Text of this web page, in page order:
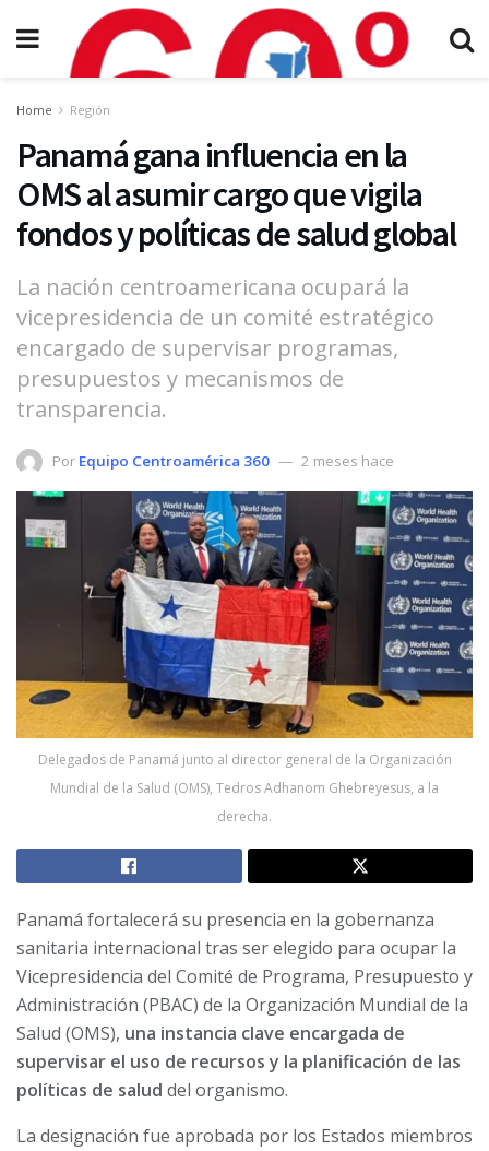
Home Región
Panamá gana influencia en la
OMS al asumir cargo que vigila
fondos y políticas de salud global
La nación centroamericana ocupará la
vicepresidencia de un comité estratégico
encargado de supervisar programas,
presupuestos y mecanismos de
transparencia.
Por Equipo Centroamérica 360 2 meses hace
Delegados de Panamá junto al director general de la Organización
Mundial de la Salud (OMS), Tedros Adhanom Ghebreyesus, a la
derecha.
Panamá fortalecerá su presencia en la gobernanza
sanitaria internacional tras ser elegido para ocupar la
Vicepresidencia del Comité de Programa, Presupuesto y
Administración (PBAC) de la Organización Mundial de la
Salud (OMS), una instancia clave encargada de
supervisar el uso de recursos y la planificación de las
políticas de salud del organismo.
La designación fue aprobada por los Estados miembros